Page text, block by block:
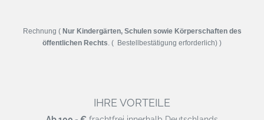
Rechnung ( Nur Kindergärten, Schulen sowie Körperschaften des
öffentlichen Rechts . ( Bestellbestätigung erforderlich) )
IHRE VORTEILE